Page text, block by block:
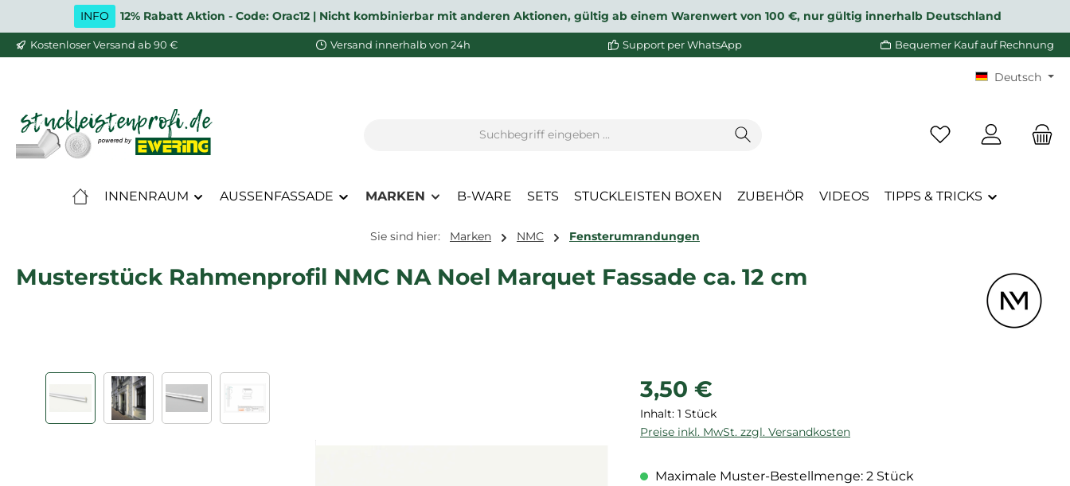
Hauptinhalt springen
Zur Suche springen
Zur Hauptnavigation springen
INFO 12% Rabatt Aktion - Code: Orac12 | Nicht kombinierbar mit anderen Aktionen, gültig ab einem Warenwert von 100 €, nur gültig innerhalb Deutschland
Kostenloser Versand ab 90 € Versand innerhalb von 24h Support per WhatsApp Bequemer Kauf auf Rechnung
Deutsch
Du hast 0 Produkte
INNENRAUM AUSSENFASSADE MARKEN B-WARE SETS STUCKLEISTEN BOXEN ZUBEHÖR VIDEOS TIPPS & TRICKS
Sie sind hier: Marken NMC Fensterumrandungen
Musterstück Rahmenprofil NMC NA Noel Marquet Fassade ca. 12 cm
Bildergalerie überspringen Regulärer Preis:
3,50 €
Inhalt: 1 Stück
Preise inkl. MwSt. zzgl. Versandkosten
Maximale Muster-Bestellmenge: 2 Stück